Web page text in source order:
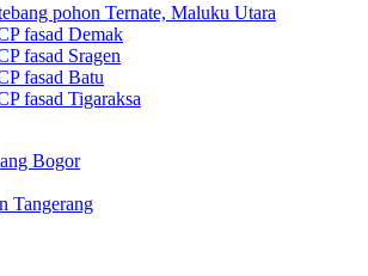
pohon Ternate, Maluku Utara
fasad Demak
fasad Sragen
fasad Batu
fasad Tigaraksa
Bogor
Tangerang